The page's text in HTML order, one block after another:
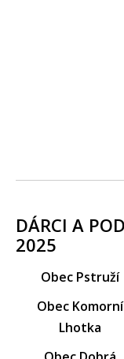
DÁRCI A
2025
Obec Pstruží
Obec Komorní
Lhotka